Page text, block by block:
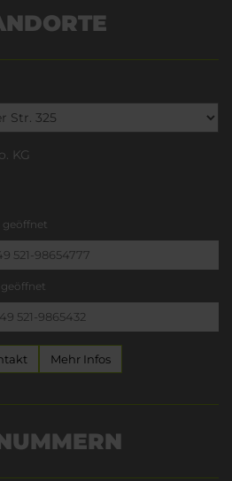
KG
geöffnet
521-98654777
521-9865432
Mehr Infos